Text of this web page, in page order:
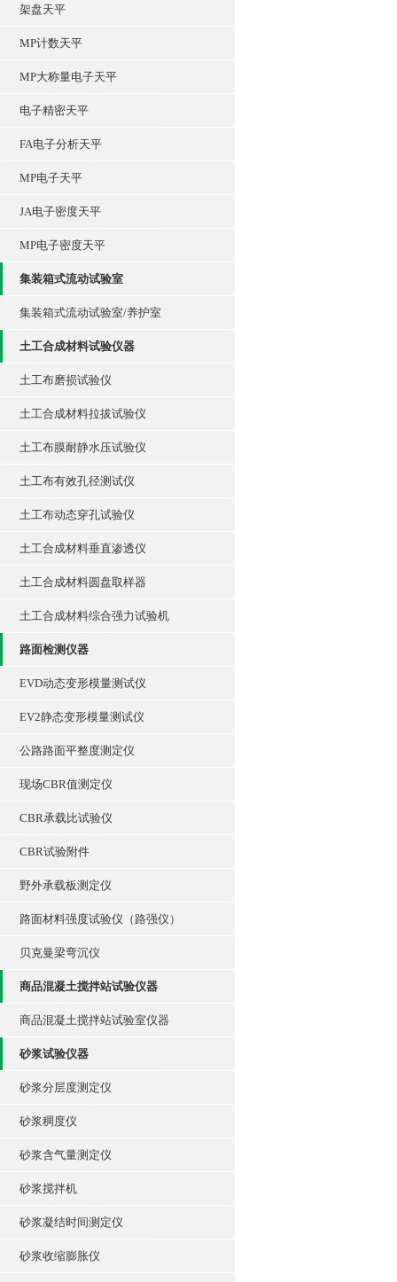
架盘天平
MP计数天平
MP大称量电子天平
电子精密天平
FA电子分析天平
MP电子天平
JA电子密度天平
MP电子密度天平
集装箱式流动试验室
集装箱式流动试验室/养护室
土工合成材料试验仪器
土工布磨损试验仪
土工合成材料拉拔试验仪
土工布膜耐静水压试验仪
土工布有效孔径测试仪
土工布动态穿孔试验仪
土工合成材料垂直渗透仪
土工合成材料圆盘取样器
土工合成材料综合强力试验机
路面检测仪器
EVD动态变形模量测试仪
EV2静态变形模量测试仪
公路路面平整度测定仪
现场CBR值测定仪
CBR承载比试验仪
CBR试验附件
野外承载板测定仪
路面材料强度试验仪（路强仪）
贝克曼梁弯沉仪
商品混凝土搅拌站试验仪器
商品混凝土搅拌站试验室仪器
砂浆试验仪器
砂浆分层度测定仪
砂浆稠度仪
砂浆含气量测定仪
砂浆搅拌机
砂浆凝结时间测定仪
砂浆收缩膨胀仪